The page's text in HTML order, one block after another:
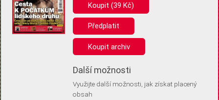
Pro základní fungování webu nepotřebujeme ukládat žádné informace
(tzv. cookies apod.). Rádi bychom vás ale požádali o souhlas s
uložením volitelných informací:
Anonymní unikátní ID
Díky němu příště poznáme, že se jedná o stejné zařízení, a
Identifikátor je zcela anonymní.
Vaše souhlasy a odmítnutí si ukládáme do vašeho zařízení, abychom se
vás už příště znovu neptali. Můžete je kdykoli později upravit ve Správě
Koupit (39 Kč)
Předplatit
Koupit archiv
Další možnosti
Využijte další možnosti, jak získat placený
obsah